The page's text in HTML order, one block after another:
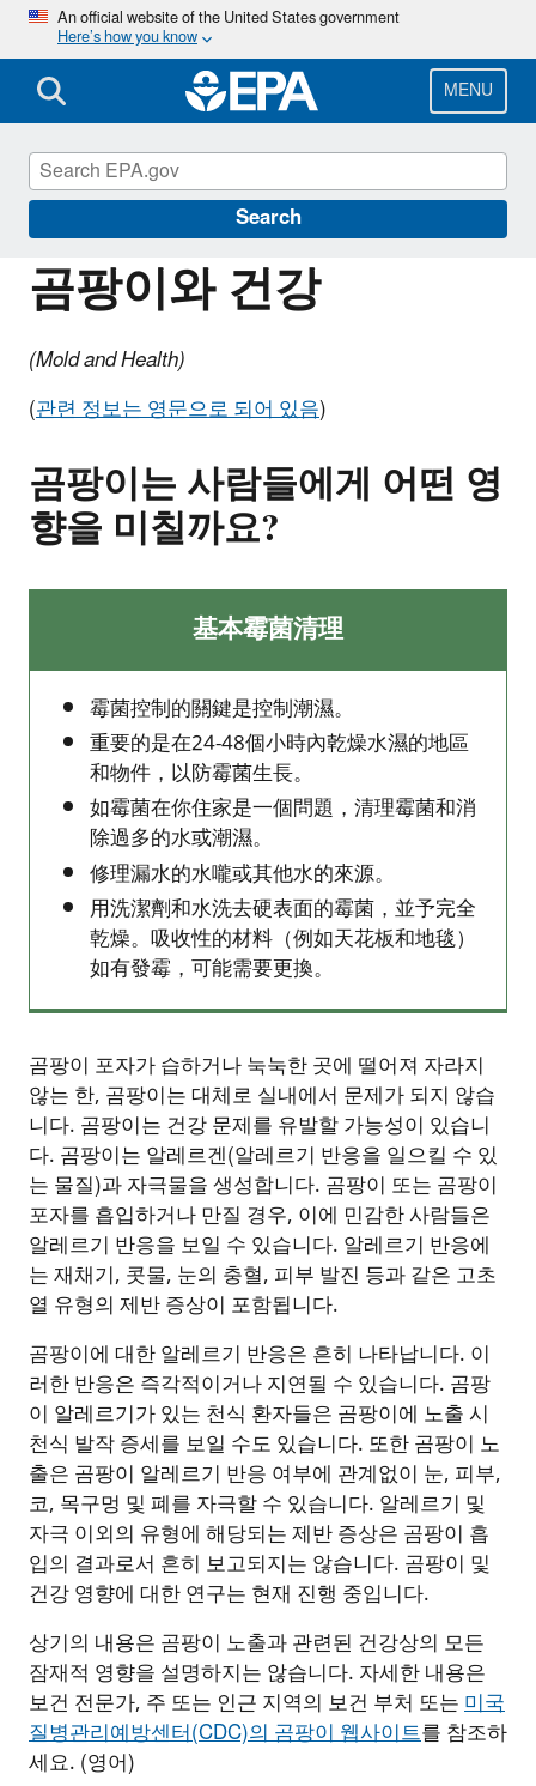
Skip
main
content
An official website of the United States government
Here’s how you know
MENU
Search
곰팡이와 건강
(Mold and Health)
(관련 정보는 영문으로 되어 있음)
곰팡이는사람들에게어떤영
향을미칠까요?
基本霉菌清理
霉菌控制的關鍵是控制潮濕。
重要的是在24-48個小時內乾燥水濕的地區
和物件，以防霉菌生長。
如霉菌在你住家是一個問題，清理霉菌和消
除過多的水或潮濕。
修理漏水的水嚨或其他水的來源。
用洗潔劑和水洗去硬表面的霉菌，並予完全
乾燥。吸收性的材料（例如天花板和地毯）
如有發霉，可能需要更換。
곰팡이 포자가 습하거나 눅눅한 곳에 떨어져 자라지
않는 한, 곰팡이는 대체로 실내에서 문제가 되지 않습
니다. 곰팡이는 건강 문제를 유발할 가능성이 있습니
다. 곰팡이는 알레르겐(알레르기 반응을 일으킬 수 있
는 물질)과 자극물을 생성합니다. 곰팡이 또는 곰팡이
포자를 흡입하거나 만질 경우, 이에 민감한 사람들은
알레르기 반응을 보일 수 있습니다. 알레르기 반응에
는 재채기, 콧물, 눈의 충혈, 피부 발진 등과 같은 고초
열 유형의 제반 증상이 포함됩니다.
곰팡이에 대한 알레르기 반응은 흔히 나타납니다. 이
러한 반응은 즉각적이거나 지연될 수 있습니다. 곰팡
이 알레르기가 있는 천식 환자들은 곰팡이에 노출 시
천식 발작 증세를 보일 수도 있습니다. 또한 곰팡이 노
출은 곰팡이 알레르기 반응 여부에 관계없이 눈, 피부,
코, 목구멍 및 폐를 자극할 수 있습니다. 알레르기 및
자극 이외의 유형에 해당되는 제반 증상은 곰팡이 흡
입의 결과로서 흔히 보고되지는 않습니다. 곰팡이 및
건강 영향에 대한 연구는 현재 진행 중입니다.
상기의 내용은 곰팡이 노출과 관련된 건강상의 모든
잠재적 영향을 설명하지는 않습니다. 자세한 내용은
보건 전문가, 주 또는 인근 지역의 보건 부처 또는미국
질병관리예방센터(CDC)의 곰팡이 웹사이트를 참조하
세요. (영어)
Information for Individuals with Limited
English Proficiency